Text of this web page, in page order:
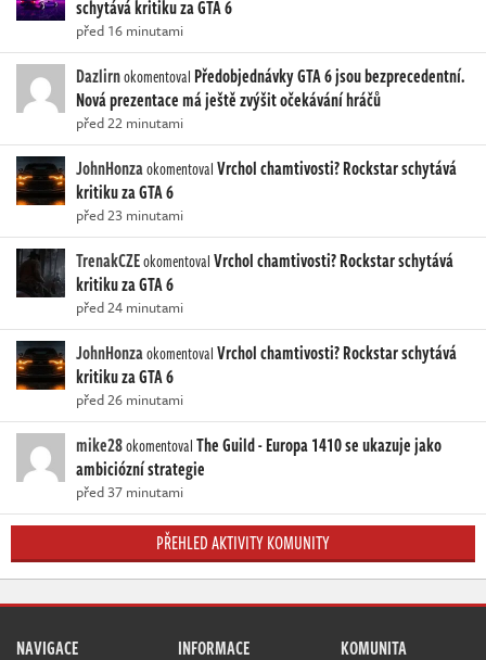
schytává kritiku za GTA 6
před 16 minutami
Dazlirnokomentoval Předobjednávky GTA 6 jsou bezprecedentní.
Nová prezentace má ještě zvýšit očekávání hráčů
před 22 minutami
JohnHonzaokomentovalVrchol chamtivosti? Rockstar schytává
kritiku za GTA 6
před 23 minutami
TrenakCZEokomentovalVrchol chamtivosti? Rockstar schytává
kritiku za GTA 6
před 24 minutami
JohnHonzaokomentovalVrchol chamtivosti? Rockstar schytává
kritiku za GTA 6
před 26 minutami
mike28okomentovalThe Guild - Europa 1410 se ukazuje jako
ambiciózní strategie
před 37 minutami
PŘEHLED AKTIVITY KOMUNITY
NAVIGACE INFORMACE KOMUNITA